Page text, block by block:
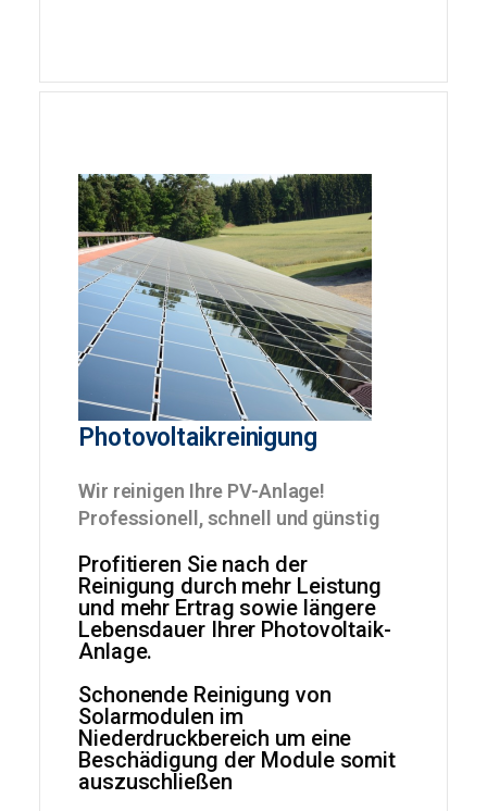
Photovoltaikreinigung
Wir reinigen Ihre PV-Anlage!
Professionell, schnell und günstig
Profitieren Sie nach der
Reinigung durch mehr Leistung
und mehr Ertrag sowie längere
Lebensdauer Ihrer Photovoltaik-
Anlage.
Schonende Reinigung von
Solarmodulen im
Niederdruckbereich um eine
Beschädigung der Module somit
auszuschließen